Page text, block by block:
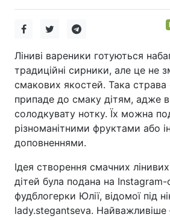
Ліниві вареники готуються
традиційні сирники, але це не
смакових якостей. Така страва
припаде до смаку дітям, адже
солодкувату нотку. Їх можна
різноманітними фруктами або
доповненнями.
Ідея створення смачних
дітей була подана на Instagram-
фудблогерки Юлії, відомої під
lady.stegantseva. Найважливіше